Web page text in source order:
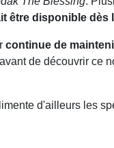
être disponible dès
continue de
de découvrir ce
d'ailleurs les